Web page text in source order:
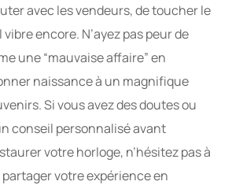
avec les vendeurs, de toucher le
encore. N’ayez pas peur de
une “mauvaise affaire” en
naissance à un magnifique
Si vous avez des doutes ou
conseil personnalisé avant
votre horloge, n’hésitez pas à
votre expérience en